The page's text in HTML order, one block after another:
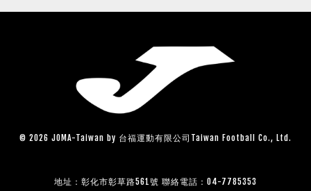
© 2026 JOMA-Taiwan by 台福運動有限公司Taiwan Football Co., Ltd.
地址：彰化市彰草路561號 聯絡電話：04-7785353